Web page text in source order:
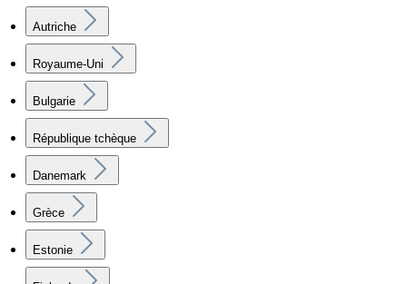
Autriche
Royaume-Uni
Bulgarie
République tchèque
Danemark
Grèce
Estonie